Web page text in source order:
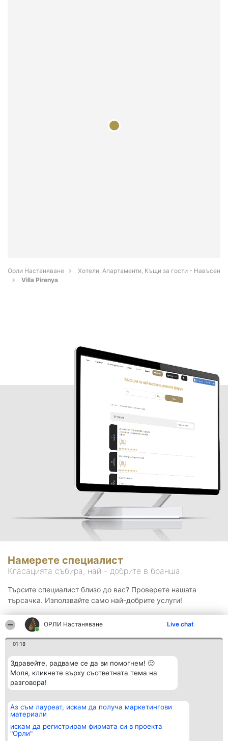
ОРЛИ Настаняване Live chat
01:18
Здравейте, радваме се да ви помогнем! 🙂
Моля, кликнете върху съответната тема на
разговора!
Аз съм лауреат, искам да получа маркетингови
материали
искам да регистрирам фирмата си в проекта
"Орли"
Орли Настаняване
Хотели, Апартаменти, Къщи за гости - Навъсен
Villa Pirenya
Намерете специалист
Класацията събира, най - добрите в бранша.
Търсите специалист близо до вас? Проверете нашата
търсачка. Използвайте само най-добрите услуги!
Организатор на
класиране
BulevardulAleea Timișul De
Sus Nr. 2, Bl. A30, Sc. A, Et.
Класация
всички
Контакти